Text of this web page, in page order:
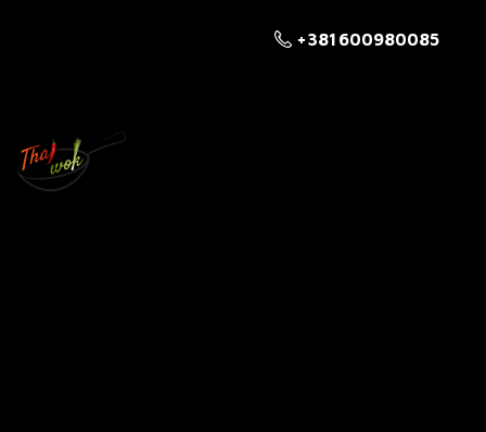
+381 600980085